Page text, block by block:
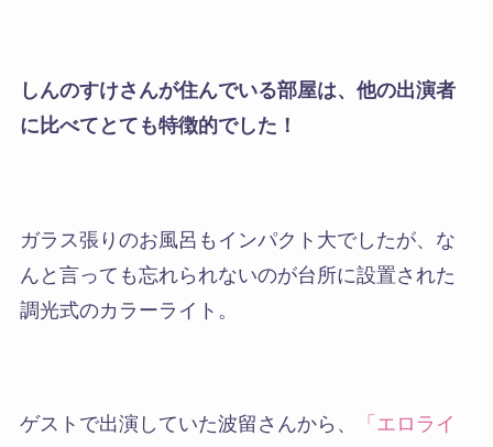
しんのすけさんが住んでいる部屋は、他の出演者
に比べてとても特徴的でした！
ガラス張りのお風呂もインパクト大でしたが、な
んと言っても忘れられないのが台所に設置された
調光式のカラーライト。
ゲストで出演していた波留さんから、
「エロライ